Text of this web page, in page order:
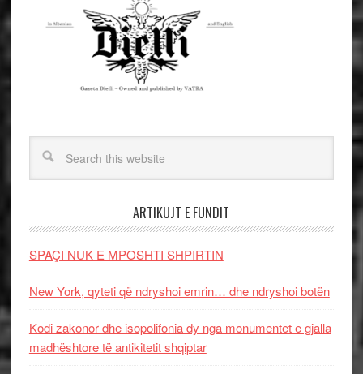
ARTIKUJT E FUNDIT
SPAÇI NUK E MPOSHTI SHPIRTIN
New York, qyteti që ndryshoi emrin… dhe ndryshoi botën
Kodi zakonor dhe isopolifonia dy nga monumentet e gjalla
madhështore të antikitetit shqiptar